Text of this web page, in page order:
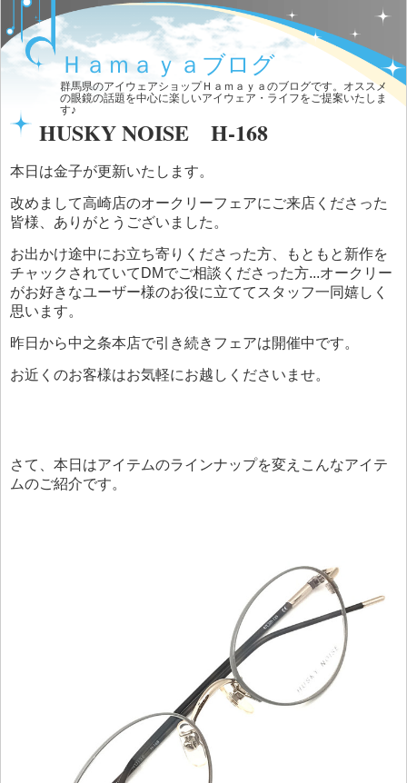
Ｈａｍａｙａブログ
群馬県のアイウェアショップＨａｍａｙａのブログです。オススメ
の眼鏡の話題を中心に楽しいアイウェア・ライフをご提案いたしま
す♪
HUSKY NOISE H-168
本日は金子が更新いたします。
改めまして高崎店のオークリーフェアにご来店くださった
皆様、ありがとうございました。
お出かけ途中にお立ち寄りくださった方、もともと新作を
チャックされていてDMでご相談くださった方...オークリー
がお好きなユーザー様のお役に立ててスタッフ一同嬉しく
思います。
昨日から中之条本店で引き続きフェアは開催中です。
お近くのお客様はお気軽にお越しくださいませ。
さて、本日はアイテムのラインナップを変えこんなアイテ
ムのご紹介です。